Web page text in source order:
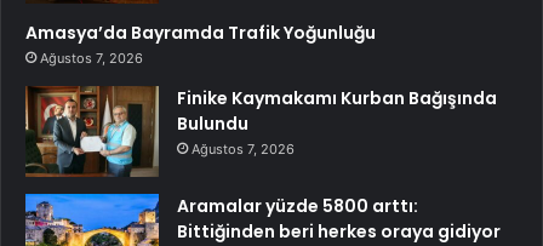
Amasya’da Bayramda Trafik Yoğunluğu
Ağustos 7, 2026
Finike Kaymakamı Kurban Bağışında
Bulundu
Ağustos 7, 2026
Aramalar yüzde 5800 arttı:
Bittiğinden beri herkes oraya gidiyor